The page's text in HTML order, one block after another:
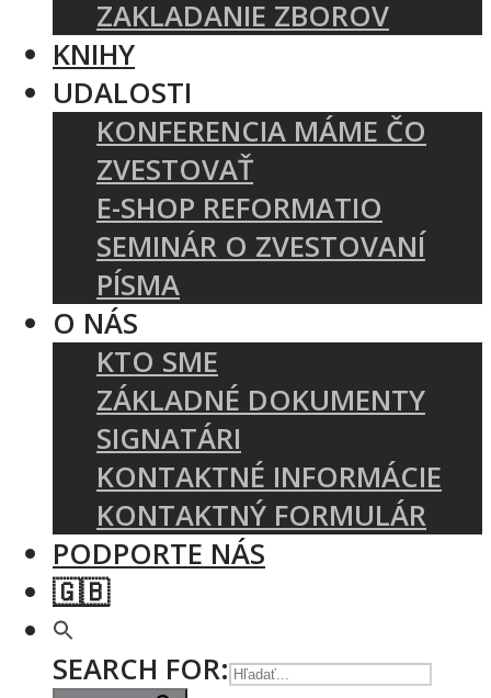
ZAKLADANIE ZBOROV
KNIHY
UDALOSTI
KONFERENCIA MÁME ČO
ZVESTOVAŤ
E-SHOP REFORMATIO
SEMINÁR O ZVESTOVANÍ
PÍSMA
O NÁS
KTO SME
ZÁKLADNÉ DOKUMENTY
SIGNATÁRI
KONTAKTNÉ INFORMÁCIE
KONTAKTNÝ FORMULÁR
PODPORTE NÁS
🇬🇧
SEARCH FOR: